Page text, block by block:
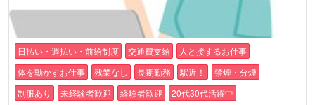
日払い・週払い・前給制度 交通費支給
人と接するお仕事
体を動かすお仕事
残業なし 長期勤務 駅近！
禁煙・分煙
制服あり
未経験者歓迎 経験者歓迎 20代30代活躍中